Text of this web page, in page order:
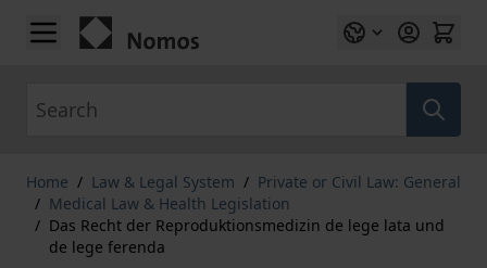
Skip to Content
Home / Law & Legal System / Private or Civil Law: General
/ Medical Law & Health Legislation
/ Das Recht der Reproduktionsmedizin de lege lata und
de lege ferenda